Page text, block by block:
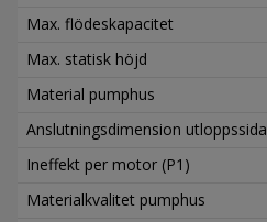
Max. flödeskapacitet
Max. statisk höjd
Material pumphus
Anslutningsdimension utloppssida
Ineffekt per motor (P1)
Materialkvalitet pumphus